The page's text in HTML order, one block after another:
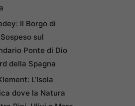
Il Borgo di
sul
Ponte di Dio
della Spagna
L’Isola
dove la Natura